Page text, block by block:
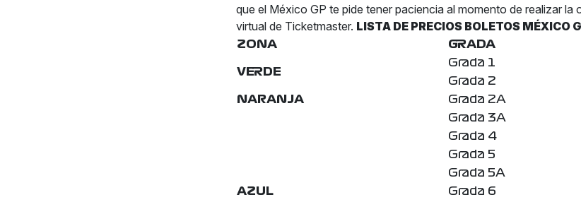
que el México GP te pide tener paciencia al momento de realizar la
virtual de Ticketmaster. LISTA DE PRECIOS BOLETOS MÉXICO
ZONA GRADA
VERDE
Grada 1
Grada 2
NARANJA
Grada 2A
AZUL
Grada 3A
Grada 4
Grada 5
Grada 5A
Grada 6